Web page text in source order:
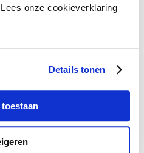
onze cookieverklaring
Details tonen
2024. Foto: Max